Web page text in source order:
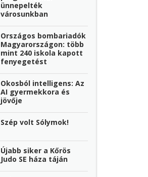
ünnepelték
városunkban
Országos bombariadók
Magyarországon: több
mint 240 iskola kapott
fenyegetést
Okosból intelligens: Az
AI gyermekkora és
jövője
Szép volt Sólymok!
Újabb siker a Kőrös
Judo SE háza táján